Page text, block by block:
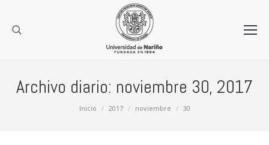
Archivo diario: noviembre 30, 2017
Inicio 2017 noviembre 30